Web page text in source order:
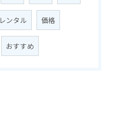
レンタル 価格
おすすめ